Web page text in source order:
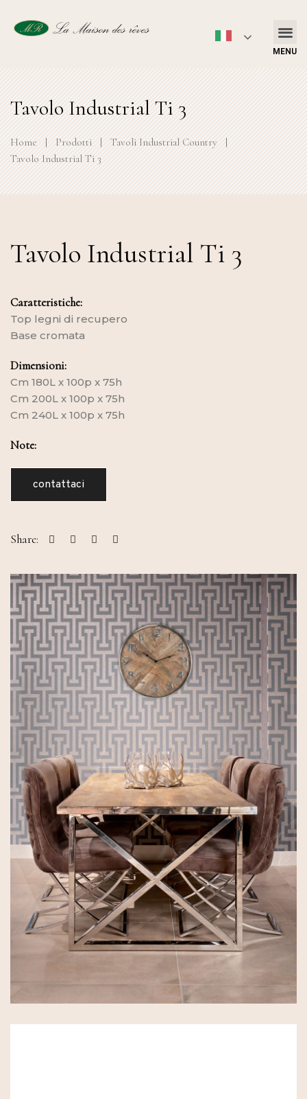
MENU
Tavolo Industrial Ti 3
Home | Prodotti | Tavoli Industrial Country
|
Tavolo Industrial Ti 3
Tavolo Industrial Ti 3
Caratteristiche:
Top legni di recupero
Base cromata
Dimensioni:
Cm 180L x 100p x 75h
Cm 200L x 100p x 75h
Cm 240L x 100p x 75h
Note:
contattaci
Share: